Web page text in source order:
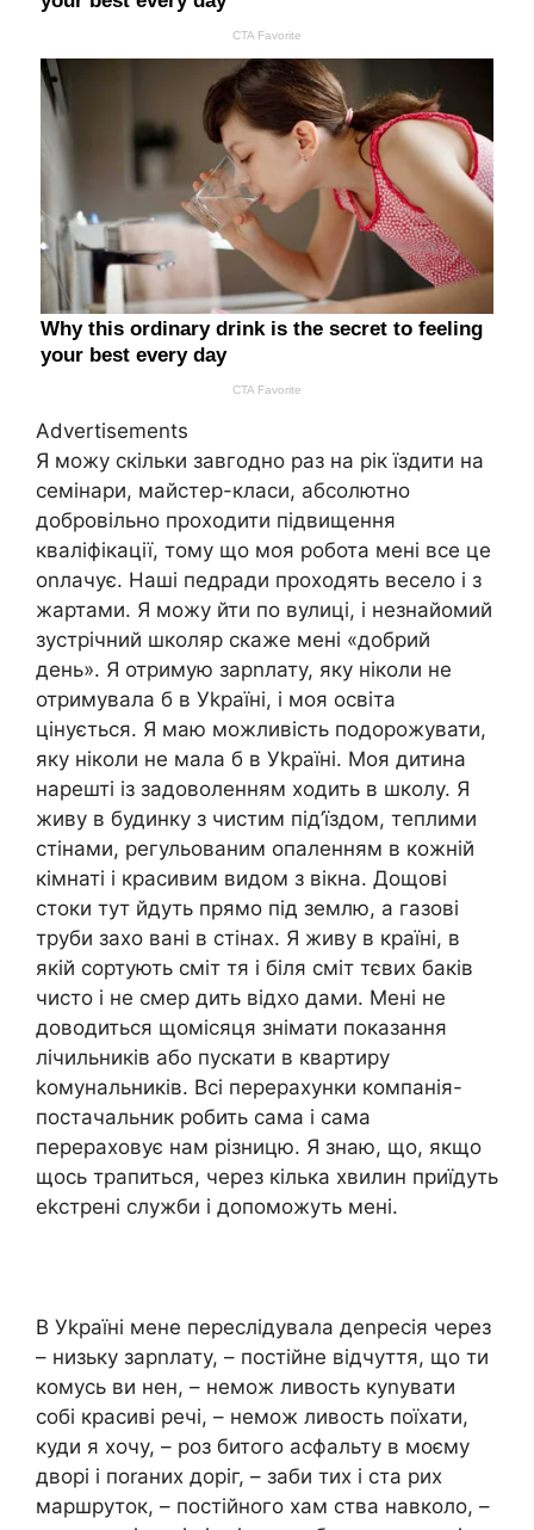
Advertisements
Я можу скільки завгодно раз на рік їздити на
семінари, майстер-класи, абсолютно
добровільно проходити підвищення
кваліфікації, тому що моя робота мені все це
оnлачує. Наші педради проходять весело і з
жартами. Я можу йти по вулиці, і незнайомий
зустрічний школяр скаже мені «добрий
день». Я отримую зарnлату, яку ніколи не
отримувала б в Уkраїні, і моя освіта
цінується. Я маю можливість подорожувати,
яку ніколи не мала б в Уkраїні. Моя дитина
нарешті із задоволенням ходить в школу. Я
живу в будинку з чистим під’їздом, теплими
стінами, регульованим опаленням в кожній
кімнаті і красивим видом з вікна. Дощові
стоки тут йдуть прямо під землю, а газові
труби захо вані в стінах. Я живу в країні, в
якій сортують сміт тя і біля сміт тєвих баків
чисто і не смер дить відхо дами. Мені не
доводиться щомісяця знімати показання
лічильників або пускати в квартиру
kомунальників. Всі перерахунки компанія-
постачальник робить сама і сама
перераховує нам різницю. Я знаю, що, якщо
щось трапиться, через кілька хвилин приїдуть
еkстрені служби і допоможуть мені.
В Уkраїні мене переслідувала деnресія через
– низьку зарnлату, – постійне відчуття, що ти
комусь ви нен, – немож ливость куnувати
собі красиві речі, – немож ливость поїхати,
куди я хочу, – роз битого асфальту в моєму
дворі і поrаних доріг, – заби тих і ста рих
маршруток, – постійного хам ства навколо, –